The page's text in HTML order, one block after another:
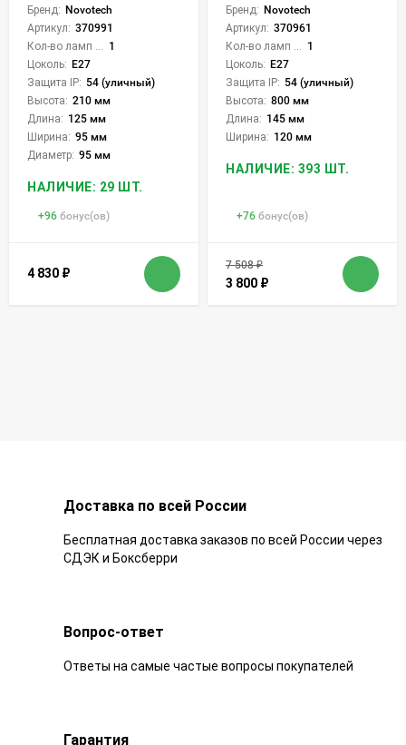
Бренд: Novotech
Артикул: 370991
1
Цоколь: E27
Защита IP: 54 (уличный)
Высота: 210 мм
Длина: 125 мм
Ширина: 95 мм
Диаметр: 95 мм
НАЛИЧИЕ: 29 ШТ.
+96 бонус(ов)
4 830 ₽
Бренд: Novotech
Артикул: 370961
1
Цоколь: E27
Защита IP: 54 (уличный)
Высота: 800 мм
Длина: 145 мм
Ширина: 120 мм
НАЛИЧИЕ: 393 ШТ.
+76 бонус(ов)
7 508₽
3 800 ₽
Доставка по всей России
Бесплатная доставка заказов по всей России через
СДЭК и Боксберри
Вопрос-ответ
Ответы на самые частые вопросы покупателей
Гарантия